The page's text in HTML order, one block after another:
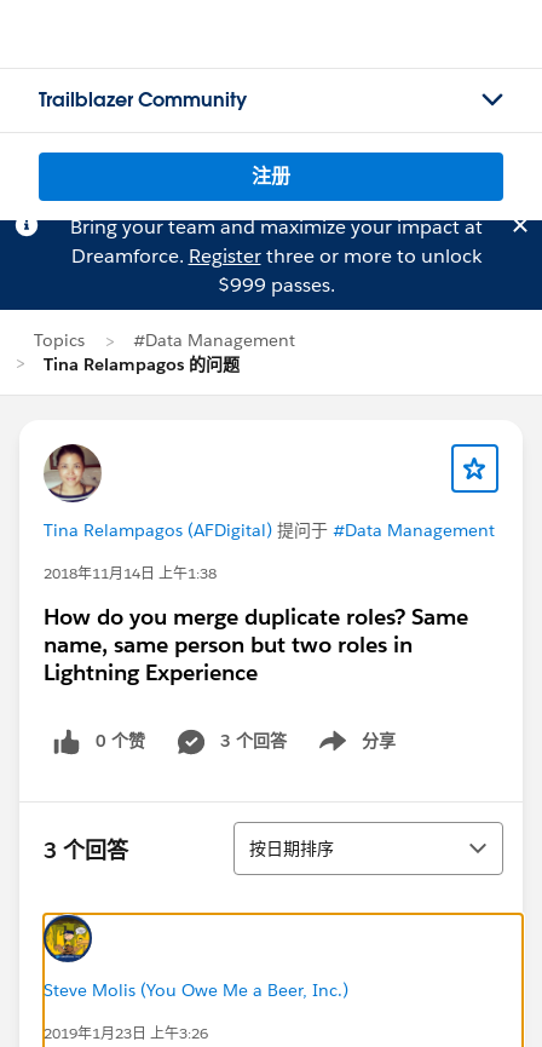
Trailblazer Community
注册
Bring your team and maximize your impact at
Dreamforce. Registerthree or more to unlock
$999 passes.
Topics
#Data Management
Tina Relampagos 的问题
Tina Relampagos (AFDigital) 提问于 #Data Management
2018年11月14日 上午1:38
How do you merge duplicate roles? Same
name, same person but two roles in
Lightning Experience
0 个赞 3 个回答 分享
Show menu
3 个回答 排序
按日期排序
Steve Molis (You Owe Me a Beer, Inc.)
2019年1月23日 上午3:26